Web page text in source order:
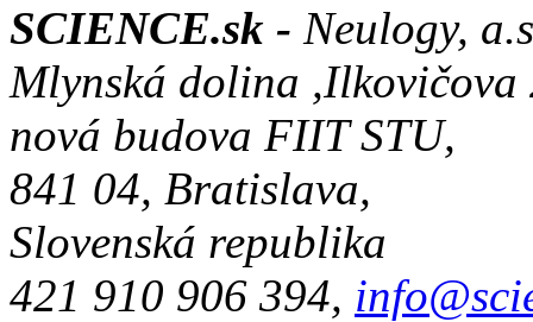
SCIENCE.sk - Neulogy,
Mlynská dolina ,Ilkovičova
nová budova FIIT STU,
841 04, Bratislava,
Slovenská republika
421 910 906 394,